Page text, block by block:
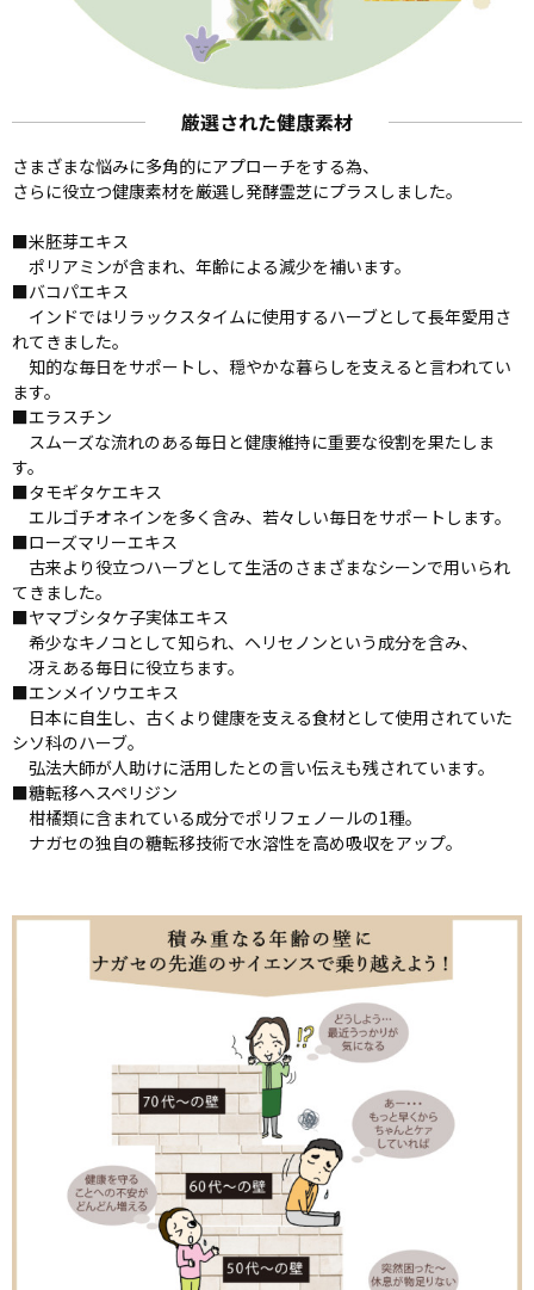
厳選された健康素材
さまざまな悩みに多角的にアプローチをする為、
さらに役立つ健康素材を厳選し発酵霊芝にプラスしました。
■米胚芽エキス
ポリアミンが含まれ、年齢による減少を補います。
■バコパエキス
インドではリラックスタイムに使用するハーブとして長年愛用さ
れてきました。
知的な毎日をサポートし、穏やかな暮らしを支えると言われてい
ます。
■エラスチン
スムーズな流れのある毎日と健康維持に重要な役割を果たしま
す。
■タモギタケエキス
エルゴチオネインを多く含み、若々しい毎日をサポートします。
■ローズマリーエキス
古来より役立つハーブとして生活のさまざまなシーンで用いられ
てきました。
■ヤマブシタケ子実体エキス
希少なキノコとして知られ、ヘリセノンという成分を含み、
冴えある毎日に役立ちます。
■エンメイソウエキス
日本に自生し、古くより健康を支える食材として使用されていた
シソ科のハーブ。
弘法大師が人助けに活用したとの言い伝えも残されています。
■糖転移ヘスペリジン
柑橘類に含まれている成分でポリフェノールの1種。
ナガセの独自の糖転移技術で水溶性を高め吸収をアップ。